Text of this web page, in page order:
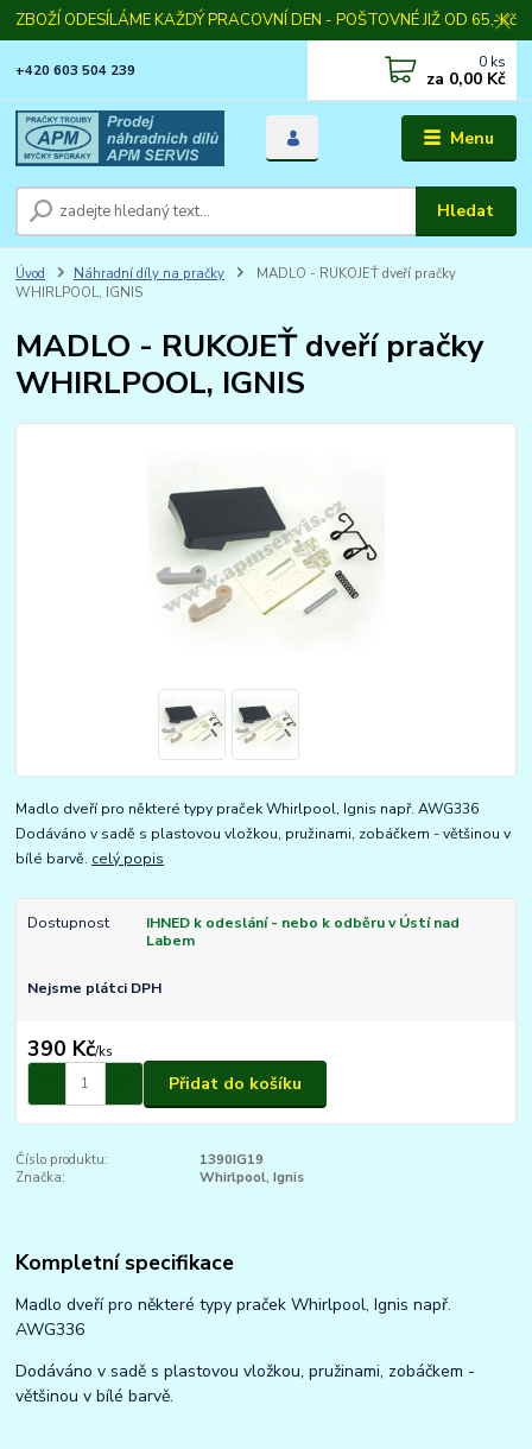
ZBOŽÍ ODESÍLÁME KAŽDÝ PRACOVNÍ DEN - POŠTOVNÉ JIŽ OD 65,-Kč
Menu
Hledat
+420 603 504 239 0 ks
za 0,00 Kč
Úvod Náhradní díly na pračky
MADLO - RUKOJEŤ dveří pračky
WHIRLPOOL, IGNIS
MADLO - RUKOJEŤ dveří pračky
WHIRLPOOL, IGNIS
Madlo dveří pro některé typy praček Whirlpool, Ignis např. AWG336
Dodáváno v sadě s plastovou vložkou, pružinami, zobáčkem - většinou v
bílé barvě. celý popis
Dostupnost
IHNED k odeslání - nebo k odběru v Ústí nad
Labem
Nejsme plátci DPH
390 Kč/ks
Přidat do košíku
Číslo produktu:
1390IG19
Značka:
Whirlpool, Ignis
Kompletní specifikace
Madlo dveří pro některé typy praček Whirlpool, Ignis např.
AWG336
Dodáváno v sadě s plastovou vložkou, pružinami, zobáčkem -
většinou v bílé barvě.